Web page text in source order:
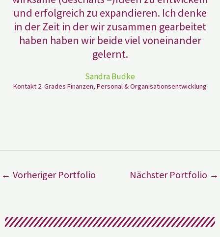
und erfolgreich zu expandieren. Ich denke
in der Zeit in der wir zusammen gearbeitet
haben haben wir beide viel voneinander
gelernt.
Sandra Budke
Kontakt 2. Grades Finanzen, Personal & Organisationsentwicklung
← Vorheriger Portfolio Nächster Portfolio →